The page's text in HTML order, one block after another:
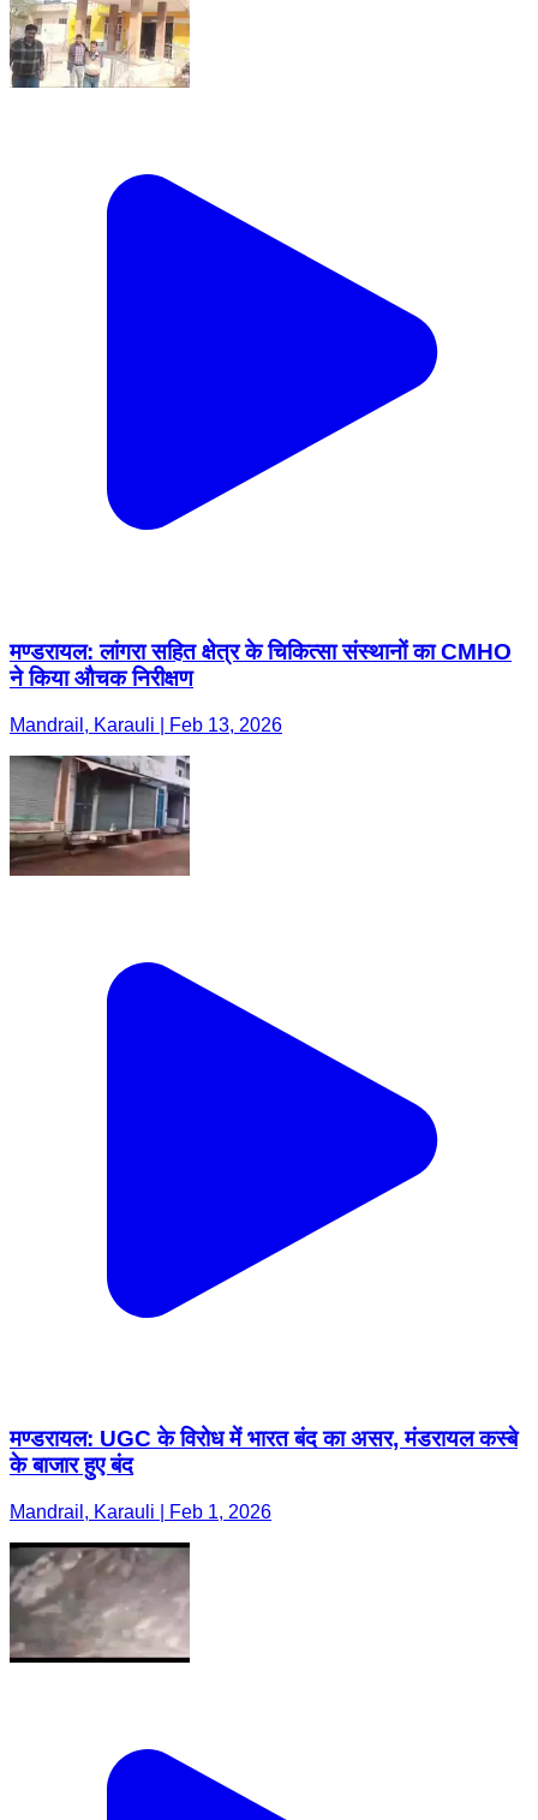
मण्डरायल: लांगरा सहित क्षेत्र के चिकित्सा संस्थानों का CMHO
ने किया औचक निरीक्षण
Mandrail, Karauli | Feb 13, 2026
मण्डरायल: UGC के विरोध में भारत बंद का असर, मंडरायल कस्बे
के बाजार हुए बंद
Mandrail, Karauli | Feb 1, 2026